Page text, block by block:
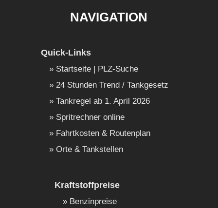
NAVIGATION
Quick-Links
Startseite | PLZ-Suche
24 Stunden Trend / Tankgesetz
Tankregel ab 1. April 2026
Spritrechner online
Fahrtkosten & Routenplan
Orte & Tankstellen
Kraftstoffpreise
Benzinpreise